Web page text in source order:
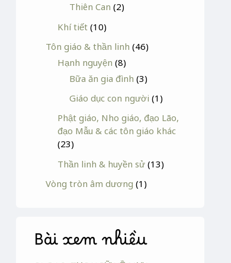
Thiên Can (2)
Khí tiết (10)
Tôn giáo & thần linh (46)
Hạnh nguyện (8)
Bữa ăn gia đình (3)
Giáo dục con người (1)
Phật giáo, Nho giáo, đạo Lão,
đạo Mẫu & các tôn giáo khác
(23)
Thần linh & huyền sử (13)
Vòng tròn âm dương (1)
Bài xem nhiều